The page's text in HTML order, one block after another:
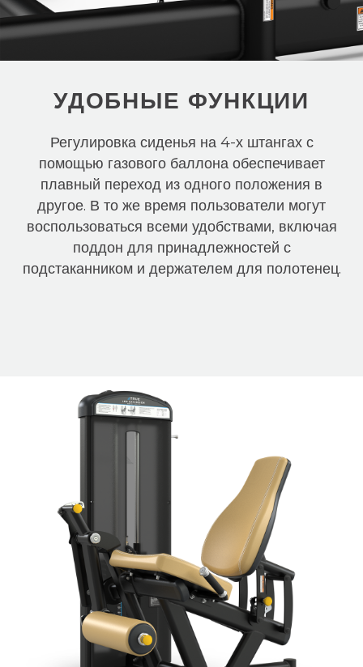
УДОБНЫЕ ФУНКЦИИ
Регулировка сиденья на 4-х штангах с
помощью газового баллона обеспечивает
плавный переход из одного положения в
другое. В то же время пользователи могут
воспользоваться всеми удобствами, включая
поддон для принадлежностей с
подстаканником и держателем для полотенец.